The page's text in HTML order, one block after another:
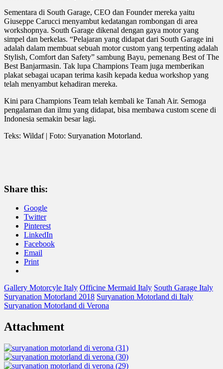
Sementara di South Garage, CEO dan Founder mereka yaitu
Giuseppe Carucci menyambut kedatangan rombongan di area
workshopnya. South Garage dikenal dengan gaya motor yang
simpel dan berkelas. “Pelajaran yang didapat dari South Garage ini
adalah dalam membuat sebuah motor custom yang terpenting adalah
Stylish, Comfort dan Safety” sambung Bayu, pemenang Best of The
Best Banjarmasin. Tak lupa Champions Team juga memberikan
plakat sebagai ucapan terima kasih kepada kedua workshop yang
telah menyambut kehadiran mereka.
Kini para Champions Team telah kembali ke Tanah Air. Semoga
pengalaman dan ilmu yang didapat, bisa membawa custom scene di
Indonesia semakin besar lagi.
Teks: Wildaf | Foto: Suryanation Motorland.
Share this:
Google
Twitter
Pinterest
LinkedIn
Facebook
Email
Print
Gallery Motorcyle Italy Officine Mermaid Italy South Garage Italy
Suryanation Motorland 2018 Suryanation Motorland di Italy
Suryanation Motorland di Verona
Attachment